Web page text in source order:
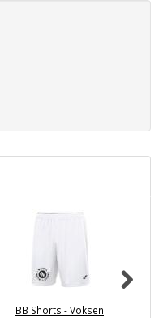
BB Shorts - Voksen